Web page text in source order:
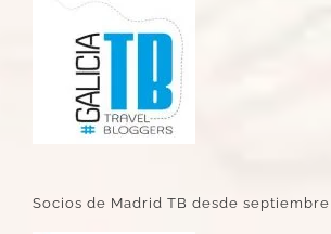
Socios de Madrid TB desde